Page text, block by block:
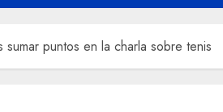
puntos en la charla sobre tenis